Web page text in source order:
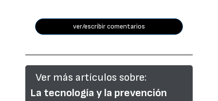
ver/escribir comentarios
Ver más artículos sobre:
La tecnología y la prevención